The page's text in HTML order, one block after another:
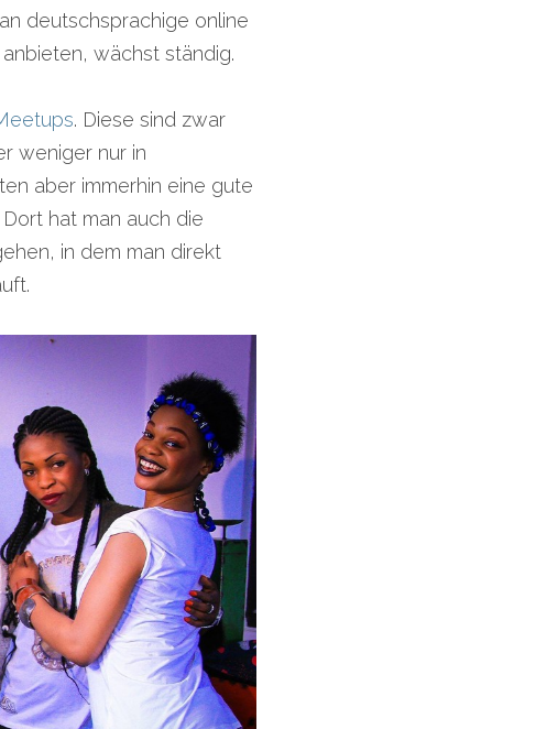
wächst ständig.
. Diese sind zwar
weniger nur in
aber immerhin eine gute
hat man auch die
in dem man direkt